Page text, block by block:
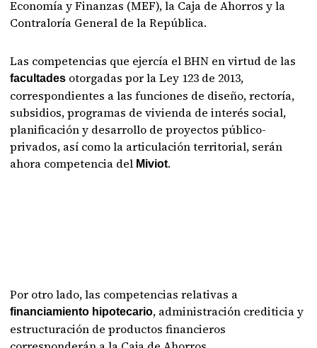
Economía y Finanzas (MEF), la Caja de Ahorros y la
Contraloría General de la República.
Las competencias que ejercía el BHN en virtud de las
facultades otorgadas por la Ley 123 de 2013,
correspondientes a las funciones de diseño, rectoría,
subsidios, programas de vivienda de interés social,
planificación y desarrollo de proyectos público-
privados, así como la articulación territorial, serán
ahora competencia del Miviot.
Por otro lado, las competencias relativas a
financiamiento hipotecario, administración crediticia y
estructuración de productos financieros